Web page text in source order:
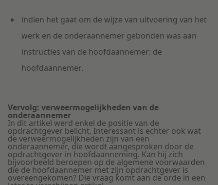
indien het gaat om de wijze van uitvoering van het
werk en de onderaannemer gebonden was aan
instructies van de hoofdaannemer: de
hoofdaannemer.
Vervolg: verweermogelijkheden van de
onderaannemer
In dit artikel werd enkel de positie van de
opdrachtgever belicht. Interessant is echter ook wat
de verweermogelijkheden zijn van een
onderaannemer, die wordt aangesproken door de
opdrachtgever in hoofdaanneming. Kan hij zich
bijvoorbeeld beroepen op de algemene voorwaarden
die de hoofdaannemer met zijn opdrachtgever is
overeengekomen? Die vraag komt aan de orde in een